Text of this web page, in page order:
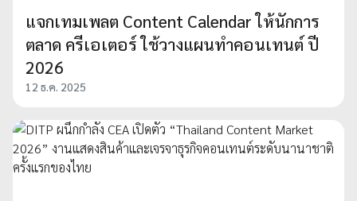
แจกเทมเพลต Content Calendar ให้นักการ
ตลาด ครีเอเตอร์ ใช้วางแผนทำคอนเทนต์ ปี
2026
12 ธ.ค. 2025